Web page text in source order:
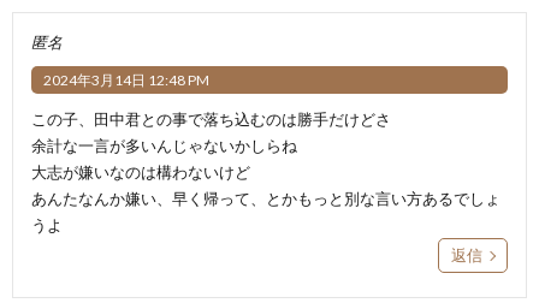
匿名
2024年3月14日 12:48 PM
この子、田中君との事で落ち込むのは勝手だけどさ
余計な一言が多いんじゃないかしらね
大志が嫌いなのは構わないけど
あんたなんか嫌い、早く帰って、とかもっと別な言い方あるでしょ
うよ
返信